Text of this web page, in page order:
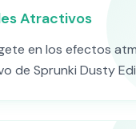
Atractivos
en los efectos
de Sprunki Dusty